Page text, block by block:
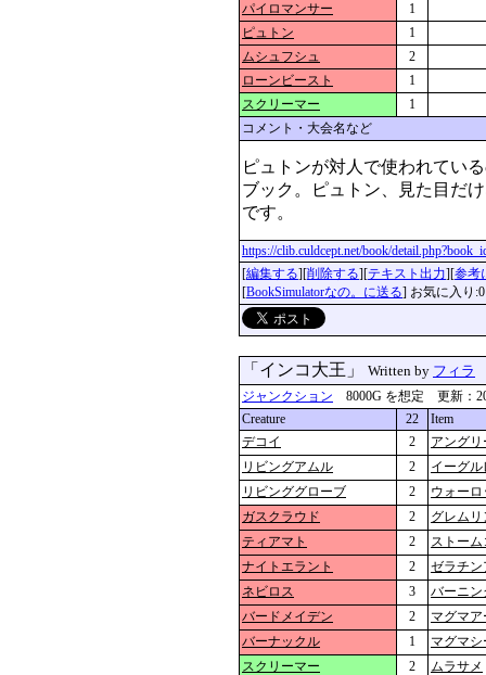
パイロマンサー
1
ピュトン
1
ムシュフシュ
2
ローンビースト
1
スクリーマー
1
コメント・大会名など
ピュトンが対人で使われてい
ブック。ピュトン、見た目だ
です。
https://clib.culdcept.net/book/
[編集する][削除する][テキスト出力][参考
[BookSimulatorなの。に送る] お気に入り:0
「インコ大王」 Written by フィラ
ジャンクション 8000G を想定 更新：
Creature
22
Item
デコイ
2
アング
リビングアムル
2
イーグ
リビンググローブ
2
ウォー
ガスクラウド
2
グレム
ティアマト
2
ストー
ナイトエラント
2
ゼラチン
ネビロス
3
バーニン
バードメイデン
2
マグマ
バーナックル
1
マグマ
スクリーマー
2
ムラサメ